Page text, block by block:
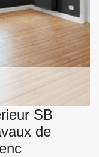
SB
de